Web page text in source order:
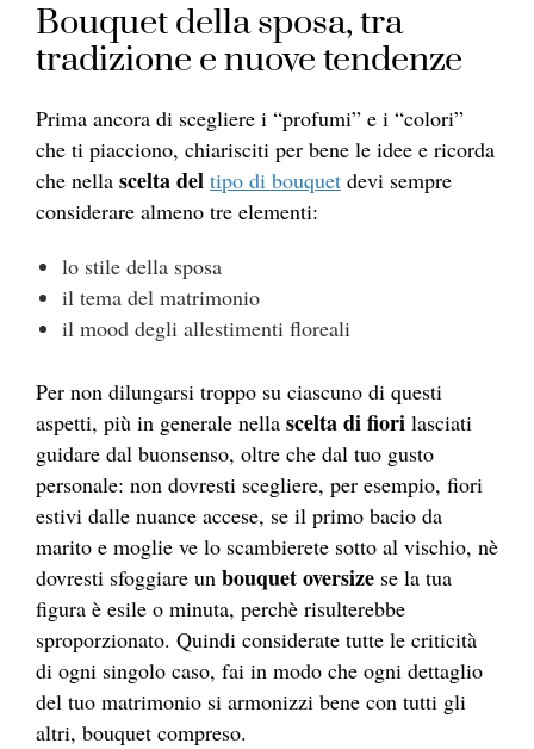
Bouquet della sposa, tra
tradizione e nuove tendenze
Prima ancora di scegliere i “profumi” e i “colori”
che ti piacciono, chiarisciti per bene le idee e ricorda
che nella scelta del tipo di bouquet devi sempre
considerare almeno tre elementi:
lo stile della sposa
il tema del matrimonio
il mood degli allestimenti floreali
Per non dilungarsi troppo su ciascuno di questi
aspetti, più in generale nella scelta di fiori lasciati
guidare dal buonsenso, oltre che dal tuo gusto
personale: non dovresti scegliere, per esempio, fiori
estivi dalle nuance accese, se il primo bacio da
marito e moglie ve lo scambierete sotto al vischio, nè
dovresti sfoggiare un bouquet oversize se la tua
figura è esile o minuta, perchè risulterebbe
sproporzionato. Quindi considerate tutte le criticità
di ogni singolo caso, fai in modo che ogni dettaglio
del tuo matrimonio si armonizzi bene con tutti gli
altri, bouquet compreso.